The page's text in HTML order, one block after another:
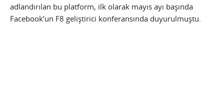
adlandırılan bu platform, ilk olarak mayıs ayı başında
Facebook’un F8 geliştirici konferansında duyurulmuştu.